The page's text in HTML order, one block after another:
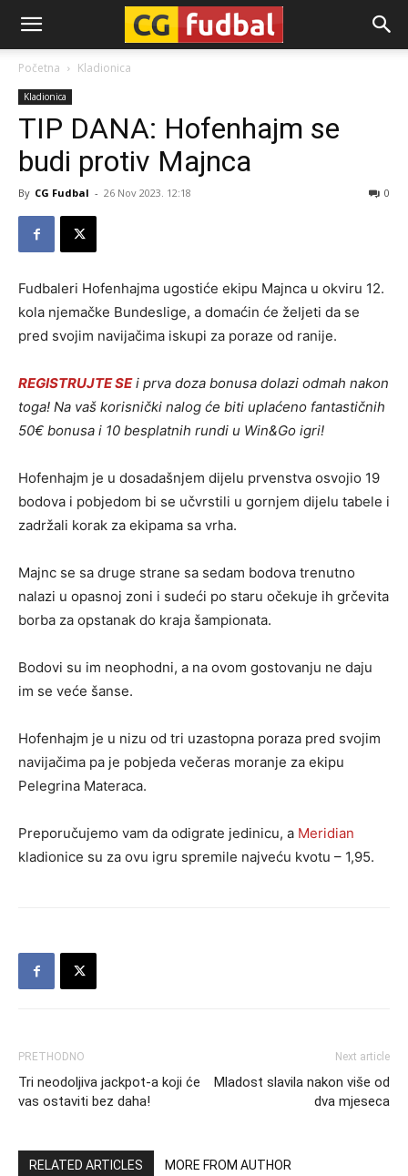
CG-
Fudbal
Početna Kladionica
Kladionica
TIP DANA: Hofenhajm se
budi protiv Majnca
By CG Fudbal - 26 Nov 2023. 12:18 0
Fudbaleri Hofenhajma ugostiće ekipu Majnca u okviru 12.
kola njemačke Bundeslige, a domaćin će željeti da se
pred svojim navijačima iskupi za poraze od ranije.
REGISTRUJTE SEi prva doza bonusa dolazi odmah nakon
toga! Na vaš korisnički nalog će biti uplaćeno fantastičnih
50€ bonusa i 10 besplatnih rundi u Win&Go igri!
Hofenhajm je u dosadašnjem dijelu prvenstva osvojio 19
bodova i pobjedom bi se učvrstili u gornjem dijelu tabele i
zadržali korak za ekipama sa vrha.
Majnc se sa druge strane sa sedam bodova trenutno
nalazi u opasnoj zoni i sudeći po staru očekuje ih grčevita
borba za opstanak do kraja šampionata.
Bodovi su im neophodni, a na ovom gostovanju ne daju
im se veće šanse.
Hofenhajm je u nizu od tri uzastopna poraza pred svojim
navijačima pa je pobjeda večeras moranje za ekipu
Pelegrina Materaca.
Preporučujemo vam da odigrate jedinicu, a Meridian
kladionice su za ovu igru spremile najveću kvotu – 1,95.
PRETHODNO
Tri neodoljiva jackpot-a koji će
vas ostaviti bez daha!
Next article
Mladost slavila nakon više od
dva mjeseca
RELATED ARTICLES MORE FROM AUTHOR